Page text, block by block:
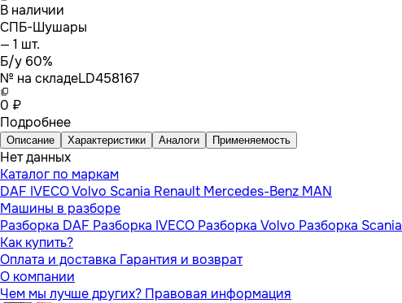
В наличии
СПБ-Шушары
— 1 шт.
Б/у 60%
№ на складеLD458167
0 ₽
Подробнее
Описание Характеристики Аналоги Применяемость
Нет данных
Каталог по маркам
DAF IVECOVolvo Scania Renault Mercedes-Benz MAN
Машины в разборе
Разборка DAF Разборка IVECO Разборка Volvo Разборка Scania
Как купить?
Оплата и доставка Гарантия и возврат
О компании
Чем мы лучше других? Правовая информация